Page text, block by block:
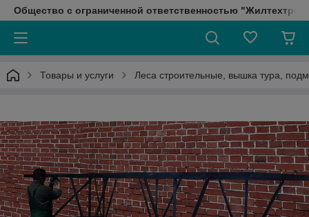
Общество с ограниченной ответственностью
Товары и услуги Леса строительные, вышка тура,